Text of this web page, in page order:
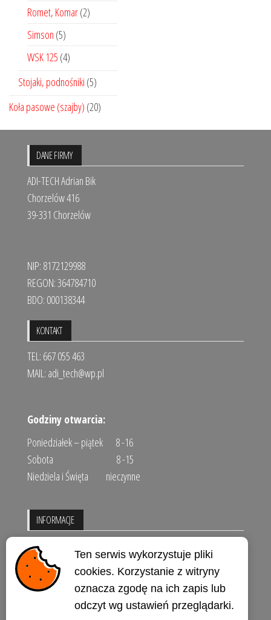
Romet, Komar(2)
Simson (5)
WSK 125 (4)
Stojaki, podnośniki (5)
Koła pasowe (szajby) (20)
DANE FIRMY
ADI-TECH Adrian Bik
Chorzelów 416
39-331 Chorzelów
NIP: 8172129988
REGON: 364784710
BDO: 000138344
KONTAKT
TEL: 667 055 463
MAIL: adi_tech@wp.pl
Godziny otwarcia:
Poniedziałek – piątek 8 -16
Sobota 8 -15
Niedziela i Święta nieczynne
INFORMACJE
Regulamin sklepu
Polityka prywatności
Kontakt
Ten serwis wykorzystuje pliki
cookies. Korzystanie z witryny
oznacza zgodę na ich zapis lub
odczyt wg ustawień przeglądarki.